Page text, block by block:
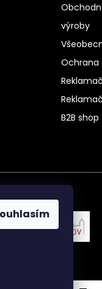
výroby
Ochrana
B2B shop